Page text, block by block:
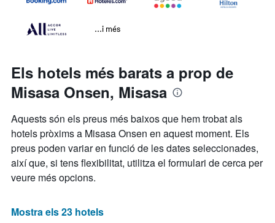
...i més
Els hotels més barats a prop de
Misasa Onsen, Misasa
Aquests són els preus més baixos que hem trobat als
hotels pròxims a Misasa Onsen en aquest moment. Els
preus poden variar en funció de les dates seleccionades,
així que, si tens flexibilitat, utilitza el formulari de cerca per
veure més opcions.
Mostra els 23 hotels